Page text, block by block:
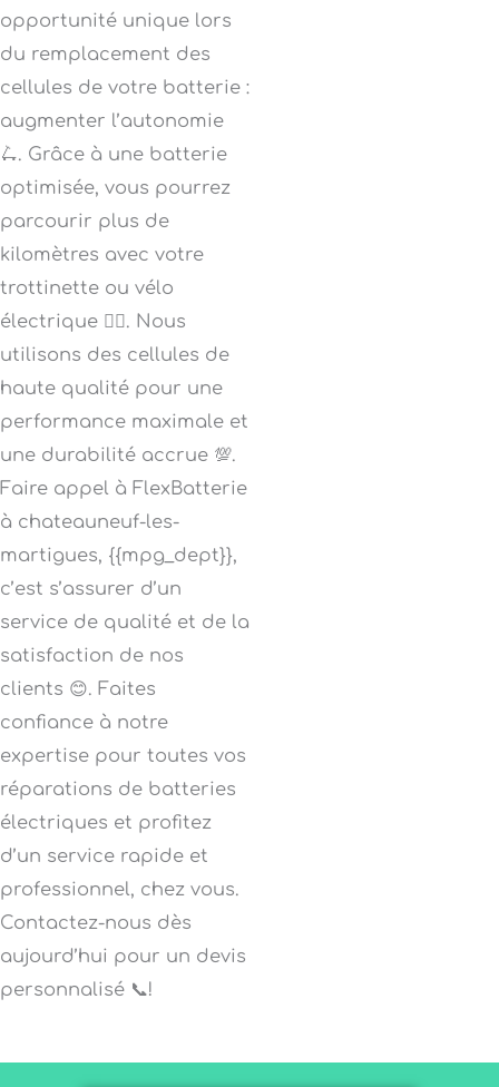
opportunité unique lors
du remplacement des
cellules de votre batterie :
augmenter l’autonomie
🛴. Grâce à une batterie
optimisée, vous pourrez
parcourir plus de
kilomètres avec votre
trottinette ou vélo
électrique 🚴‍♀️. Nous
utilisons des cellules de
haute qualité pour une
performance maximale et
une durabilité accrue 💯.
Faire appel à FlexBatterie
à chateauneuf-les-
martigues, {{mpg_dept}},
c’est s’assurer d’un
service de qualité et de la
satisfaction de nos
clients 😊. Faites
confiance à notre
expertise pour toutes vos
réparations de batteries
électriques et profitez
d’un service rapide et
professionnel, chez vous.
Contactez-nous dès
aujourd’hui pour un devis
personnalisé 📞!